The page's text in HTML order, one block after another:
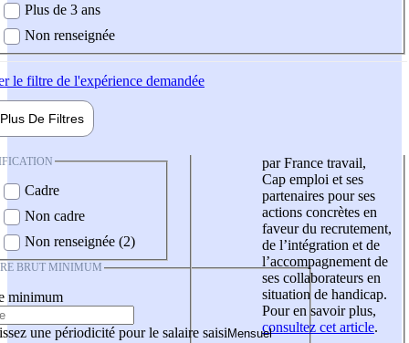
Plus de 3 ans
Non renseignée
le filtre de l'expérience demandée
Plus De Filtres
Cadre
Non cadre
Non renseignée (2)
BRUT MINIMUM
minimum
une périodicité pour le salaire saisi
par France travail,
Cap emploi et ses
partenaires pour ses
actions concrètes en
faveur du recrutement,
de l’intégration et de
l’accompagnement de
ses collaborateurs en
situation de handicap.
Pour en savoir plus,
consultez cet article.